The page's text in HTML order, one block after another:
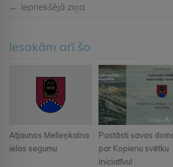
← Iepriekšējā ziņa
Iesakām arī šo
Atjaunos Melleņkalna
ielas segumu
Pastāsti savas
par Kopienu svētku
iniciatīvu!